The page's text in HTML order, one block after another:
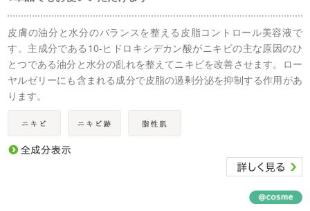
皮膚の油分と水分のバランスを整える皮脂コントロール美容液で
す。主成分である10-ヒドロキシデカン酸がニキビの主な原因のひ
とつである油分と水分の乱れを整えてニキビを改善させます。ロー
ヤルゼリーにも含まれる成分で皮脂の過剰分泌を抑制する作用があ
ります。